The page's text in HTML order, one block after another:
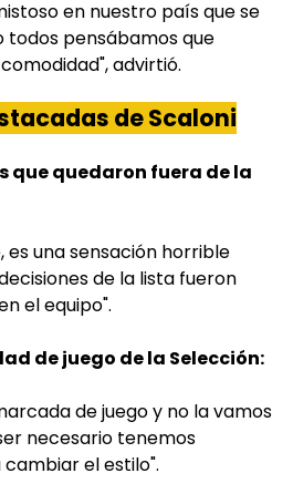
en nuestro país que se
todos pensábamos que
advirtió.
de Scaloni
que quedaron fuera de la
es una sensación horrible
de la lista fueron
el equipo".
de juego de la Selección:
de juego y no la vamos
necesario tenemos
el estilo".